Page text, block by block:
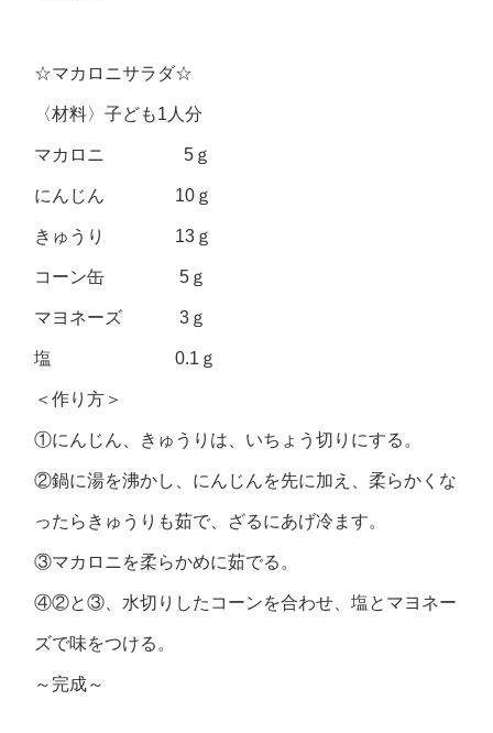
☆マカロニサラダ☆
〈材料〉子ども1人分
マカロニ 5ｇ
にんじん 10ｇ
きゅうり 13ｇ
コーン缶 5ｇ
マヨネーズ 3ｇ
塩 0.1ｇ
＜作り方＞
①にんじん、きゅうりは、いちょう切りにする。
②鍋に湯を沸かし、にんじんを先に加え、柔らかくな
ったらきゅうりも茹で、ざるにあげ冷ます。
③マカロニを柔らかめに茹でる。
④②と③、水切りしたコーンを合わせ、塩とマヨネー
ズで味をつける。
～完成～